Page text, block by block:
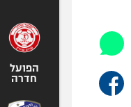
הפועל
חדרה